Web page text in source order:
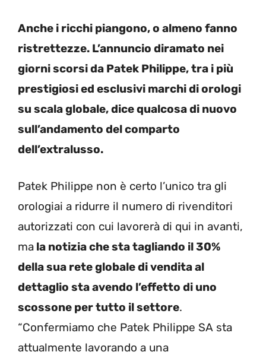
Anche i ricchi piangono, o almeno fanno
ristrettezze. L’annuncio diramato nei
giorni scorsi da Patek Philippe, tra i più
prestigiosi ed esclusivi marchi di orologi
su scala globale, dice qualcosa di nuovo
sull’andamento del comparto
dell’extralusso.
Patek Philippe non è certo l’unico tra gli
orologiai a ridurre il numero di rivenditori
autorizzati con cui lavorerà di qui in avanti,
ma la notizia che sta tagliando il 30%
della sua rete globale di vendita al
dettaglio sta avendo l’effetto di uno
scossone per tutto il settore.
“Confermiamo che Patek Philippe SA sta
attualmente lavorando a una